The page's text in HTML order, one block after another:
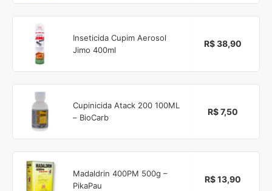
Inseticida Cupim Aerosol
Jimo 400ml
R$ 38,90
Cupinicida Atack 200 100ML
– BioCarb
R$ 7,50
Madaldrin 400PM 500g –
PikaPau
R$ 13,90